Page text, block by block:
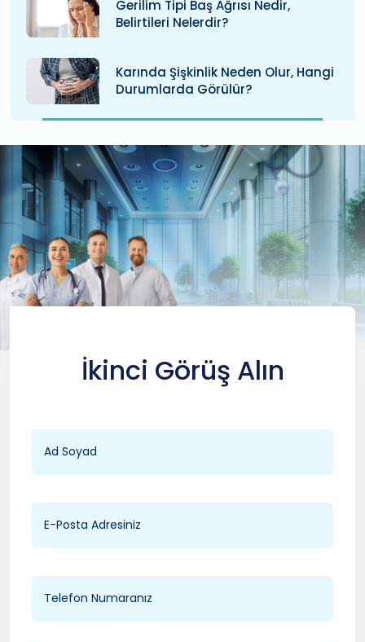
Gerilim Tipi Baş Ağrısı Nedir,
Belirtileri Nelerdir?
Karında Şişkinlik Neden Olur, Hangi
Durumlarda Görülür?
İkinci Görüş Alın